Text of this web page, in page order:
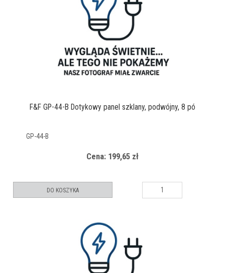
F&F GP-44-B Dotykowy panel szklany, podwójny, 8 pó
GP-44-B
Cena: 199,65 zł
DO KOSZYKA